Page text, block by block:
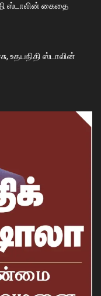
ஸ்டாலின் கைதை
உதயநிதி ஸ்டாலின்